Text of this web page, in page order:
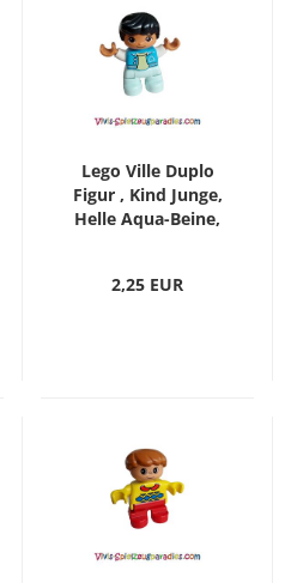
Lego Ville Duplo
Figur , Kind Junge,
Helle Aqua-Beine,
Hemd, Weiße Arme,
2,25 EUR